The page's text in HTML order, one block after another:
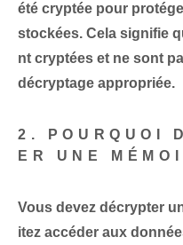
été cryptée pour
stockées. Cela signifie
nt cryptées et ne sont
décryptage appropriée.
2. POURQUOI
ER UNE
Vous devez décrypter
itez accéder aux